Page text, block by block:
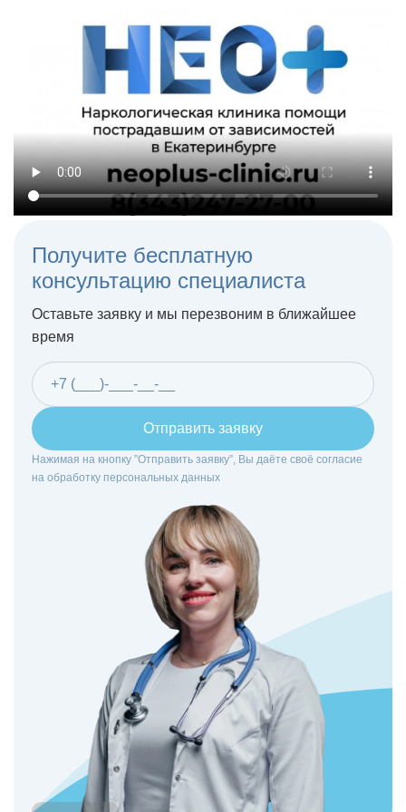
Получите бесплатную
консультацию специалиста
Оставьте заявку и мы перезвоним в ближайшее
время
Отправить заявку
Нажимая на кнопку ”Отправить заявку”, Вы даёте своё согласие
на обработку персональных данных